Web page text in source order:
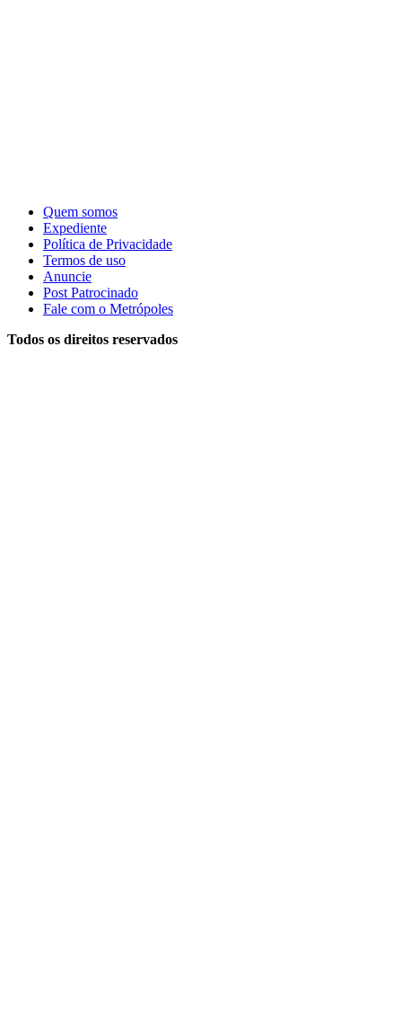
Quem somos
Expediente
Política de Privacidade
Termos de uso
Anuncie
Post Patrocinado
Fale com o Metrópoles
Todos os direitos reservados